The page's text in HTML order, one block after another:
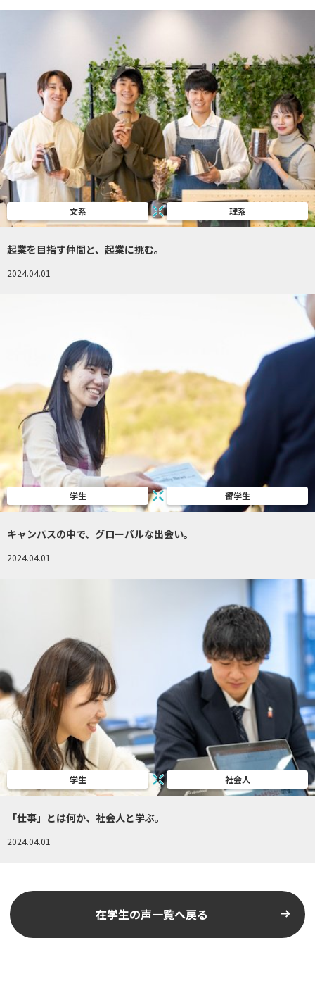
文系 理系
起業を目指す仲間と、起業に挑む。
2024.04.01
学生 留学生
キャンパスの中で、グローバルな出会い。
2024.04.01
学生 社会人
「仕事」とは何か、社会人と学ぶ。
2024.04.01
在学生の声一覧へ戻る